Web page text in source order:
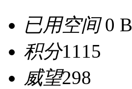
已用空间0 B
积分1115
威望298